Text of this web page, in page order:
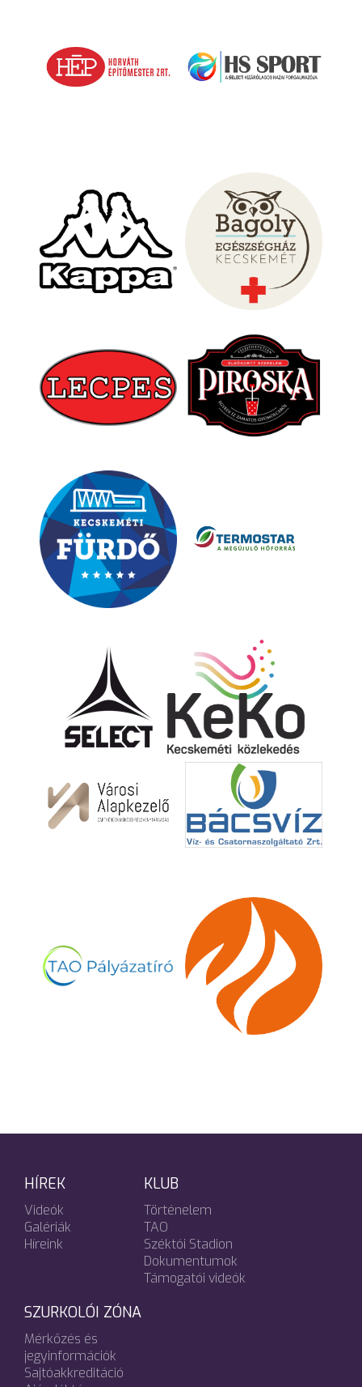
HÍREK
Videók
Galériák
Híreink
KLUB
Történelem
TAO
Széktói Stadion
Dokumentumok
Támogatói videók
SZURKOLÓI ZÓNA
Mérkőzés és
jegyinformációk
Sajtóakkreditáció